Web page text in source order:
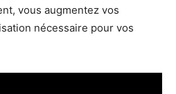
vous augmentez vos
nécessaire pour vos